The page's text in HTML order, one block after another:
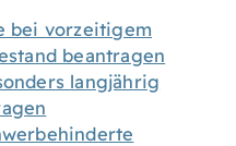
bei vorzeitigem
beantragen
langjährig